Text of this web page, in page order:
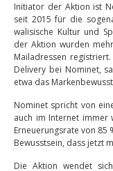
Initiator der Aktion ist
seit 2015 für die
walisische Kultur und
der Aktion wurden
Mailadressen
Delivery bei Nominet,
etwa das
Nominet spricht von
auch im Internet immer
Erneuerungsrate von 85
Bewusstsein, dass jetzt
Die Aktion wendet